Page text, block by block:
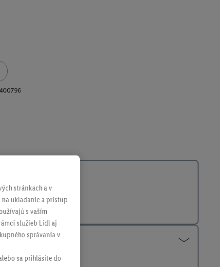
stránkach a v
ukladanie a prístup
s vaším
služieb Lidl aj
správania v
sa prihlásite do